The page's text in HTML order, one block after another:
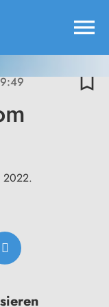
menu
bookmark_border
2022.